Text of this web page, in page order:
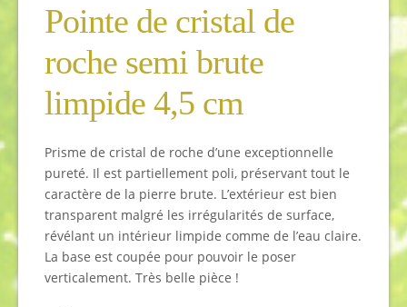
Pointe de cristal de
roche semi brute
limpide 4,5 cm
Prisme de cristal de roche d’une exceptionnelle
pureté. Il est partiellement poli, préservant tout le
caractère de la pierre brute. L’extérieur est bien
transparent malgré les irrégularités de surface,
révélant un intérieur limpide comme de l’eau claire.
La base est coupée pour pouvoir le poser
verticalement. Très belle pièce !